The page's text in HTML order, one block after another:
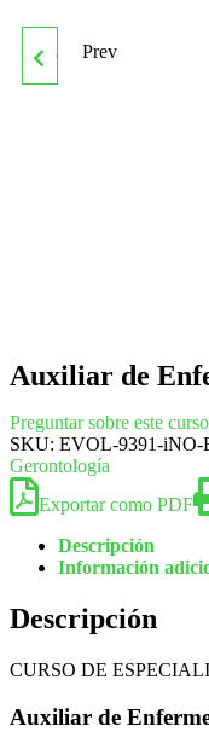
QUIE0308
Prev
Auxiliar de
Preguntar sobre este curso
SKU: EVOL-9391-iNO-
Gerontología
Exportar como PDF
Descripción
Información
Descripción
CURSO DE
Auxiliar de